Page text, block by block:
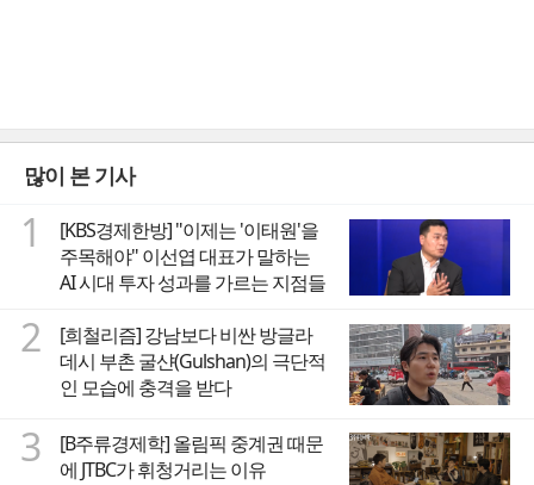
많이 본 기사
1
[KBS경제한방] "이제는 '이태원'을
주목해야" 이선엽 대표가 말하는
AI 시대 투자 성과를 가르는 지점들
2
[희철리즘] 강남보다 비싼 방글라
데시 부촌 굴샨(Gulshan)의 극단적
인 모습에 충격을 받다
3
[B주류경제학] 올림픽 중계권 때문
에 JTBC가 휘청거리는 이유